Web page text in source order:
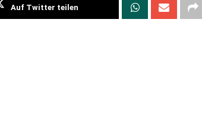
Auf Twitter teilen